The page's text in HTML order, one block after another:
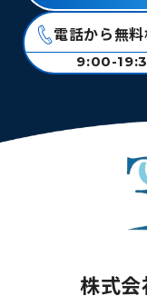
電話から無
9:00-
株式